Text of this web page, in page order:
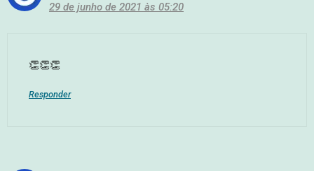
29 de junho de 2021 às 05:20
👏👏👏
Responder